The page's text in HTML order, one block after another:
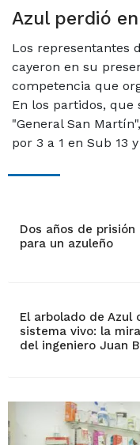
Azul perdió
Los representantes
cayeron en su
competencia que
En los partidos, que
"General San
por 3 a 1 en Sub 13
Dos años de
para un azuleño
El arbolado de Azul
sistema vivo: la
del ingeniero Juan